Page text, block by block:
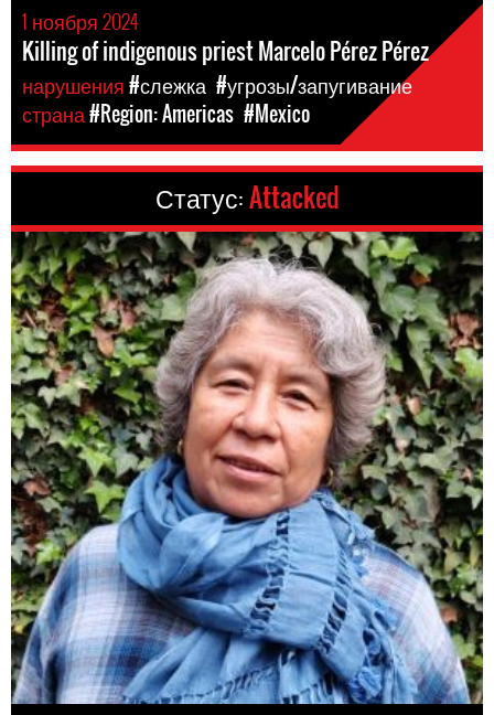
1 ноября 2024
Killing of indigenous priest Marcelo Pérez Pérez
нарушения#слежка #угрозы/запугивание
страна#Region: Americas #Mexico
Статус:Attacked